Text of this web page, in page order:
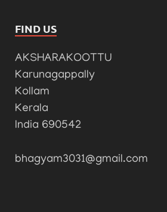
FIND US
AKSHARAKOOTTU
Karunagappally
Kollam
Kerala
India 690542
bhagyam3031@gmail.com